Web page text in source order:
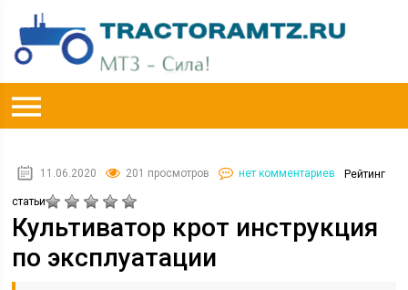
11.06.2020 201 просмотров нет комментариев Рейтинг
статьи
Культиватор крот инструкция
по эксплуатации